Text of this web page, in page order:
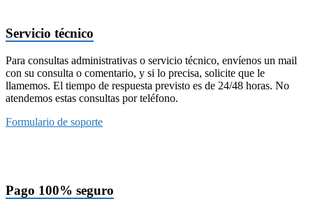
Servicio técnico
Para consultas administrativas o servicio técnico, envíenos un mail
con su consulta o comentario, y si lo precisa, solicite que le
llamemos. El tiempo de respuesta previsto es de 24/48 horas. No
atendemos estas consultas por teléfono.
Formulario de soporte
Pago 100% seguro